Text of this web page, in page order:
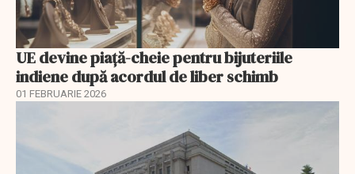
UE devine piață-cheie pentru bijuteriile
indiene după acordul de liber schimb
01 FEBRUARIE 2026